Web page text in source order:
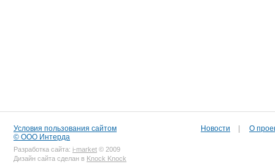
Условия пользования сайтом
© ООО Интерда
Разработка сайта: i-market © 2009
Дизайн сайта сделан в Knock Knock
Новости О